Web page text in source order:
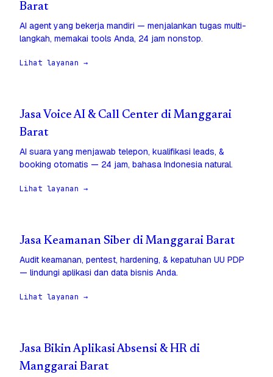
Barat
AI agent yang bekerja mandiri — menjalankan tugas multi-
langkah, memakai tools Anda, 24 jam nonstop.
Lihat layanan →
Jasa Voice AI & Call Center di Manggarai
Barat
AI suara yang menjawab telepon, kualifikasi leads, &
booking otomatis — 24 jam, bahasa Indonesia natural.
Lihat layanan →
Jasa Keamanan Siber di Manggarai Barat
Audit keamanan, pentest, hardening, & kepatuhan UU PDP
— lindungi aplikasi dan data bisnis Anda.
Lihat layanan →
Jasa Bikin Aplikasi Absensi & HR di
Manggarai Barat